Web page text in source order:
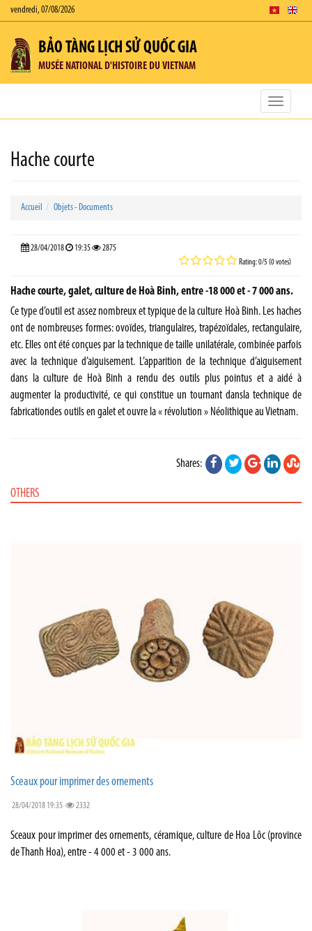
vendredi, 07/08/2026
BẢO TÀNG LỊCH SỬ QUỐC GIA
MUSÉE NATIONAL D'HISTOIRE DU VIETNAM
Toggle
Hache courte
Accueil Objets - Documents
28/04/2018 19:35 2875
Rating: 0/5 (0 votes)
Hache courte, galet, culture de Hoà Binh, entre -18 000 et - 7 000 ans.
Ce type d’outil est assez nombreux et typique de la culture Hoà Binh. Les haches
ont de nombreuses formes: ovoïdes, triangulaires, trapézoïdales, rectangulaire,
etc. Elles ont été conçues par la technique de taille unilatérale, combinée parfois
avec la technique d’aiguisement. L’apparition de la technique d’aiguisement
dans la culture de Hoà Binh a rendu des outils plus pointus et a aidé à
augmenter la productivité, ce qui constitue un tournant dansla technique de
fabricationdes outils en galet et ouvre la « révolution » Néolithique au Vietnam.
Shares:
OTHERS
Sceaux pour imprimer des ornements
28/04/2018 19:35 2332
Sceaux pour imprimer des ornements, céramique, culture de Hoa Lôc (province
de Thanh Hoa), entre - 4 000 et - 3 000 ans.